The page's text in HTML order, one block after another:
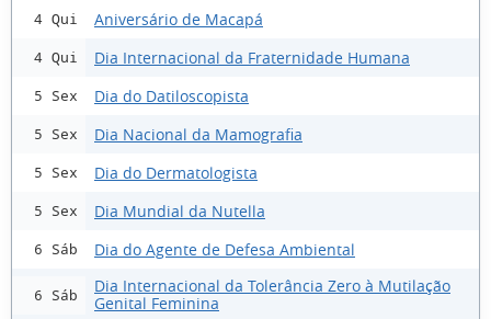
4 Qui Aniversário de Macapá
4 Qui Dia Internacional da Fraternidade Humana
5 Sex Dia do Datiloscopista
5 Sex Dia Nacional da Mamografia
5 Sex Dia do Dermatologista
5 Sex Dia Mundial da Nutella
6 Sáb Dia do Agente de Defesa Ambiental
6 Sáb
Dia Internacional da Tolerância Zero à Mutilação
Genital Feminina